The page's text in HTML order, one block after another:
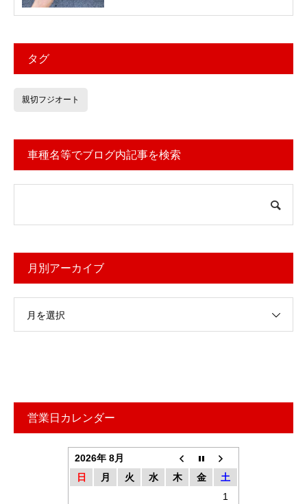
タグ
親切フジオート
車種名等でブログ内記事を検索
月別アーカイブ
月を選択
営業日カレンダー
2026年 8月
日
月 火 水 木 金
土
1